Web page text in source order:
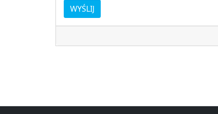
WYŚLIJ